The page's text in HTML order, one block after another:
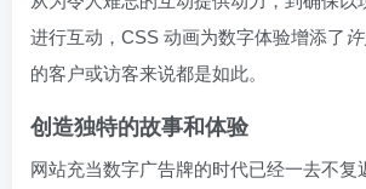
进行互动，CSS 动画为数字体验增添了
的客户或访客来说都是如此。
创造独特的故事和体验
网站充当数字广告牌的时代已经一去不复